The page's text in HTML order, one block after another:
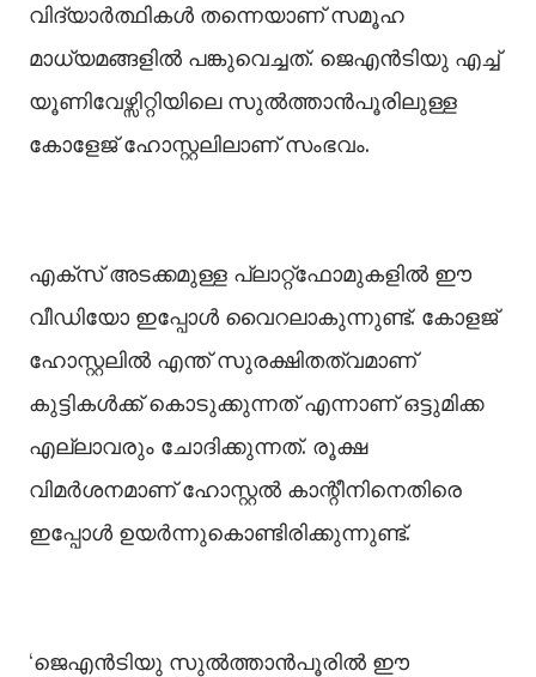
വിദ്യാർത്ഥികള്‍ തന്നെയാണ് സമൂഹ
മാധ്യമങ്ങളില്‍ പങ്കുവെച്ചത്. ജെഎൻടിയു എച്ച്‌
യൂണിവേഴ്സിറ്റിയിലെ സുല്‍ത്താൻപൂരിലുള്ള
കോളേജ് ഹോസ്റ്റലിലാണ് സംഭവം.
എക്‌സ് അടക്കമുള്ള പ്ലാറ്റ്‌ഫോമുകളില്‍ ഈ
വീഡിയോ ഇപ്പോള്‍ വൈറലാകുന്നുണ്ട്. കോളജ്
ഹോസ്റ്റലില്‍ എന്ത് സുരക്ഷിതത്വമാണ്
കുട്ടികള്‍ക്ക് കൊടുക്കുന്നത് എന്നാണ് ഒട്ടുമിക്ക
എല്ലാവരും ചോദിക്കുന്നത്. രൂക്ഷ
വിമർശനമാണ് ഹോസ്റ്റല്‍ കാന്റീനിനെതിരെ
ഇപ്പോള്‍ ഉയർന്നുകൊണ്ടിരിക്കുന്നുണ്ട്.
‘ജെഎൻടിയു സുല്‍ത്താൻപൂരില്‍ ഈ